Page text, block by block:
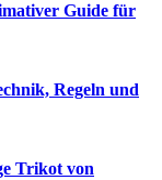
Guide für
Regeln und
Trikot von